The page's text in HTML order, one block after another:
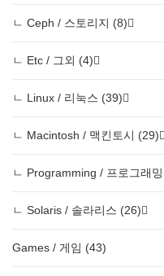
ㄴ Ceph / 스토리지 (8)
ㄴ Etc / 그외 (4)
ㄴ Linux / 리눅스 (39)
ㄴ Macintosh / 맥킨토시 (29)
ㄴ Programming / 프로그래
ㄴ Solaris / 솔라리스 (26)
Games / 게임 (43)